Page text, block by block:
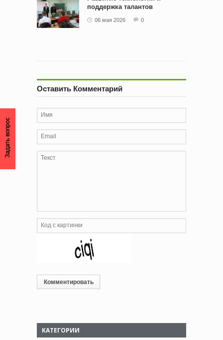
поддержка талантов
06 мая 2026 0
Оставить Комментарий
КАТЕГОРИИ